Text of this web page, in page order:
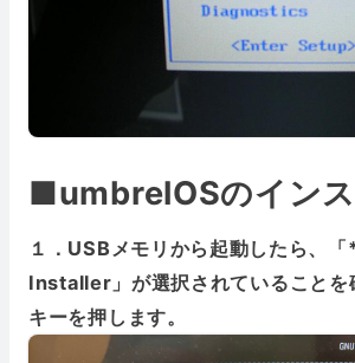
■umbrelOSのイン
１．USBメモリから起動したら、
Installer」が選択されていること
キーを押します。